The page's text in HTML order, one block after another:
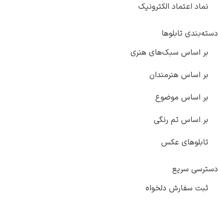
اعتماد الکترونیک
تابلوها
سبک‌های هنری
هنرمندان
موضوع
تم رنگی
عکس
سریع
سفارش دلخواه